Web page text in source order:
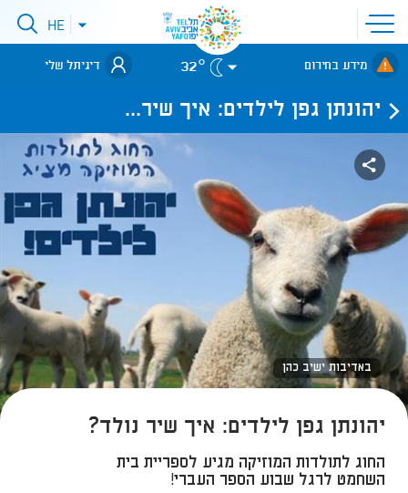
פתיחת
תפריט
אתר
לאתר עיריית
תל-אביב
פתיחתHE
מידע בחירום 32° דיגיתל שלי
יהונתן גפן לילדים: איך שיר...
באדיבות ישיב כהן
יהונתן גפן לילדים: איך שיר נולד?
החוג לתולדות המוזיקה מגיע לספריית בית
השחמט לרגל שבוע הספר העברי!